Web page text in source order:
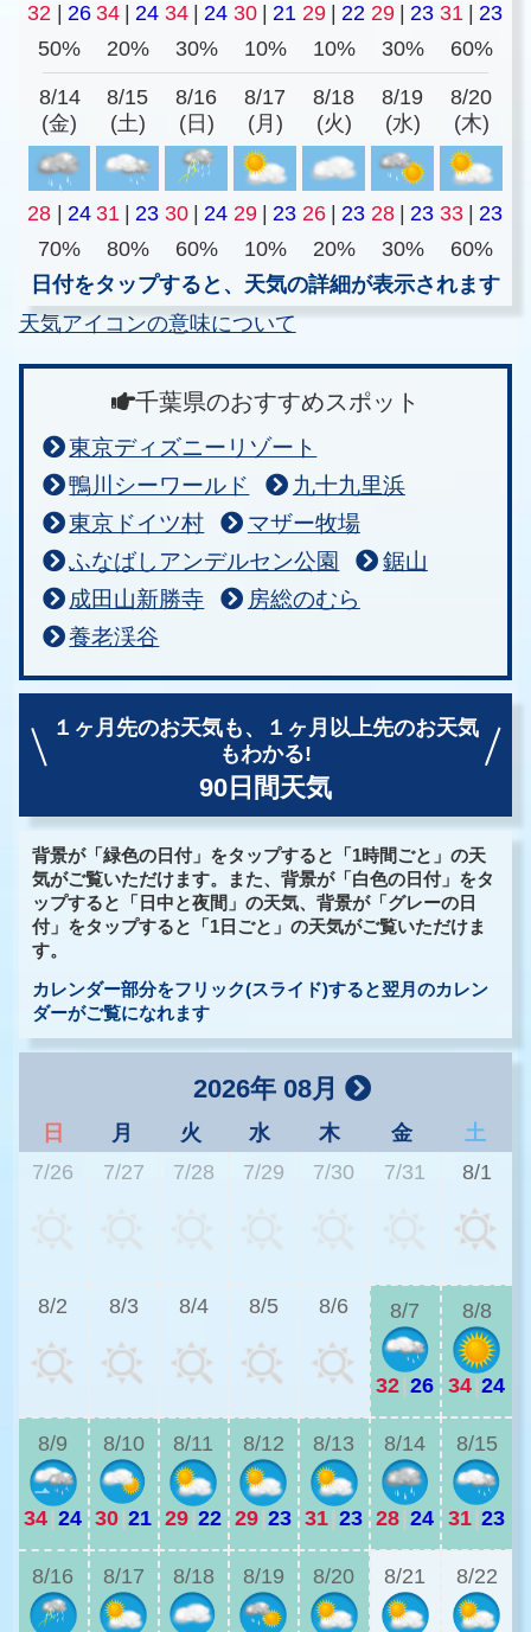
32 26 34 24 34 24 30 21 29 22 29 23 31
23
50%
20% 30% 10% 10% 30% 60%
8/14
(金)
8/15
(土)
8/16
(日)
8/17
(月)
8/18
(火)
8/19
(水)
8/20
(木)
28 | 24 31 | 23 30 | 24 29 | 23 26 | 23 28 | 23 33 | 23
70%
80% 60% 10% 20% 30%
60%
日付をタップすると、天気の詳細が表示されます
天気アイコンの意味について
千葉県のおすすめスポット
東京ディズニーリゾート
鴨川シーワールド
九十九里浜
東京ドイツ村
マザー牧場
ふなばしアンデルセン公園
鋸山
成田山新勝寺
房総のむら
養老渓谷
１ヶ月先のお天気も、
１ヶ月以上先のお天気
もわかる!
90日間天気
背景が「緑色の日付」をタップすると「1時間ごと」の天
気がご覧いただけます。また、背景が「白色の日付」をタ
ップすると「日中と夜間」の天気、背景が「グレーの日
付」をタップすると「1日ごと」の天気がご覧いただけま
す。
カレンダー部分をフリック(スライド)すると翌月のカレン
ダーがご覧になれます
2026年 08月
日 月 火 水 木 金
土
7/26
7/27 7/28 7/29 7/30 7/31 8/1
8/2 8/3 8/4 8/5 8/6 8/7
32|26
8/8
34|24
8/9
34|24
8/10
30|21
8/11
29|22
8/12
29|23
8/13
31|23
8/14
28|24
8/15
31|23
8/16 8/17 8/18 8/19 8/20 8/21 8/22